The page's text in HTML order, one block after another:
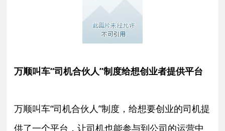
万顺叫车“司机合伙人”制度给想创业者提供平台
万顺叫车“司机合伙人”制度，给想要创业的司机提
供了一个平台，让司机也能参与到公司的运营中